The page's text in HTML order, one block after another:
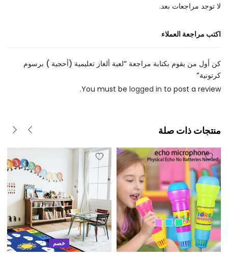
لا توجد مراجعات بعد.
اكتب مراجعة العملاء
كن أول من يقوم بكتابة مراجعة “لعبة ألغاز تعليمية (أحجية ) برسوم
كرتونية”
You must be logged in to post a review.
منتجات ذات صلة
خصم